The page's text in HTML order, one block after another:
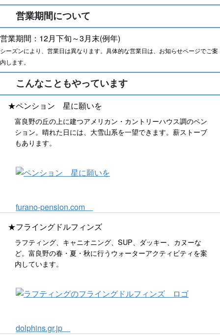
営業期間について
営業期間：12月下旬～3月末(例年)
シーズンにより、営業日は異なります。具体的な営業日は、お知らせページでご案
内します。
こんなこともやっています
★ペンション 星に願いを
富良野の丘の上に建つアメリカン・カントリーハウス調のペン
ション。晴れた日には、大雪山系を一望できます。薪ストーブ
もあります。
furano-pension.com
★フライングドルフィンズ
ラフティング、キャニオニング、SUP、ダッキー、カヌーな
ど。富良野の春・夏・秋に行うウォーターアクティビティを案
内しています。
dolphins.gr.jp